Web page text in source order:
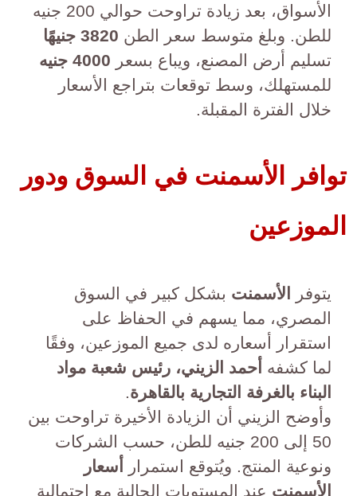
الأسواق، بعد زيادة تراوحت حوالي 200 جنيه
للطن. وبلغ متوسط سعر الطن 3820 جنيهًا
تسليم أرض المصنع، ويباع بسعر 4000 جنيه
للمستهلك، وسط توقعات بتراجع الأسعار
خلال الفترة المقبلة.
توافر الأسمنت في السوق ودور
الموزعين
يتوفر الأسمنت بشكل كبير في السوق
المصري، مما يسهم في الحفاظ على
استقرار أسعاره لدى جميع الموزعين، وفقًا
لما كشفه أحمد الزيني، رئيس شعبة مواد
البناء بالغرفة التجارية بالقاهرة.
وأوضح الزيني أن الزيادة الأخيرة تراوحت بين
50 إلى 200 جنيه للطن، حسب الشركات
ونوعية المنتج. ويُتوقع استمرار
أسعار
الأسمنت عند المستويات الحالية مع احتمالية